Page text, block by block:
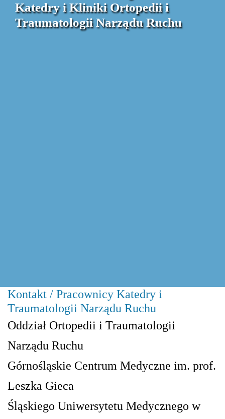
Katedry i Kliniki Ortopedii i
Traumatologii Narządu Ruchu
Kontakt / Pracownicy Katedry i
Traumatologii Narządu Ruchu
Oddział Ortopedii i Traumatologii
Narządu Ruchu
Górnośląskie Centrum Medyczne im. prof.
Leszka Gieca
Śląskiego Uniwersytetu Medycznego w